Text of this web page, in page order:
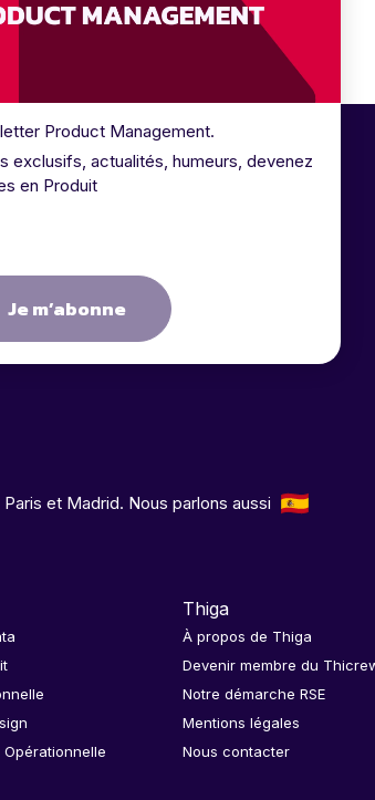
Product Management.
exclusifs, actualités, humeurs, devenez
en Produit
Je m’abonne
et Madrid. Nous parlons aussi
Thiga
À propos de Thiga
Devenir membre du
Notre démarche RSE
Mentions légales
Nous contacter